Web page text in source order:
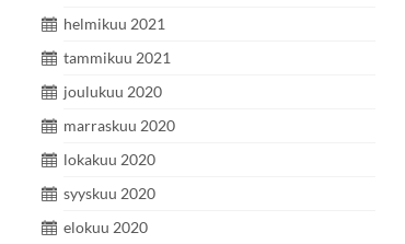
helmikuu 2021
tammikuu 2021
joulukuu 2020
marraskuu 2020
lokakuu 2020
syyskuu 2020
elokuu 2020